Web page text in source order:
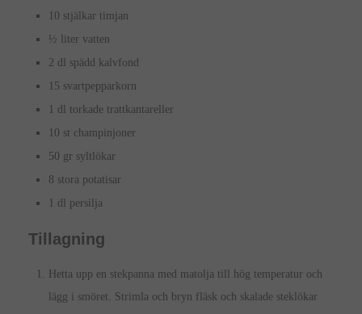
10 stjälkar timjan
½ liter vatten
2 dl spädd kalvfond
15 svartpepparkorn
1 dl torkade trattkantareller
10 st champinjoner
50 gr syltlökar
8 stora potatisar
1 dl persilja
Tillagning
Hetta upp en stekpanna med matolja till hög temperatur och
lägg i smöret. Strimla och bryn fläsk och skalade steklökar